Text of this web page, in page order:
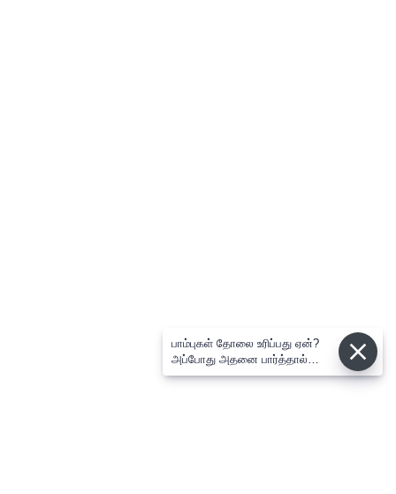
பாம்புகள் தோலை உரிப்பது ஏன்?
அப்போது அதனை பார்த்தால்
பழிவாங்குமா?